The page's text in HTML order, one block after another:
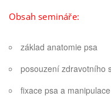
Obsah semináře:
základ anatomie psa
posouzení zdravotního
fixace psa a